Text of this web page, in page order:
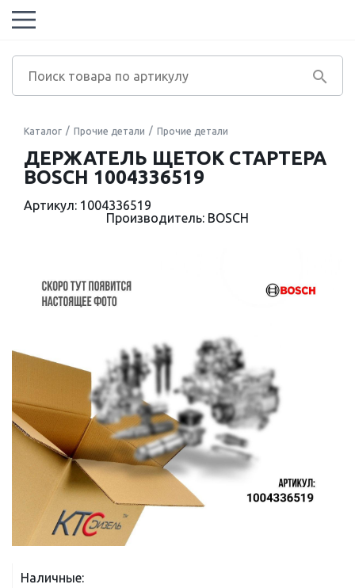
Каталог Прочие детали Прочие детали
ДЕРЖАТЕЛЬ ЩЕТОК СТАРТЕРА
BOSCH 1004336519
Артикул: 1004336519
Производитель: BOSCH
Наличные: